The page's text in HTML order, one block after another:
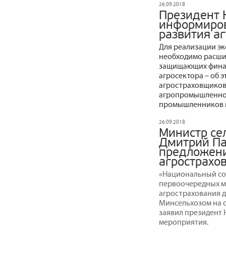
26.09.2018
развития
Для реализации
необходимо
защищающих
агросектора – об
промышленников
26.09.2018
Министр
Дмитрий
«Национальный
первоочередных
агрострахования
Минсельхозом на
заявил
мероприятия.